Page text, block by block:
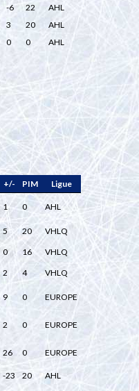
-6 22
AHL
3 20
AHL
0 0 AHL
+/- PIM Ligue
1 0 AHL
5 20
VHLQ
0 16
VHLQ
2 4 VHLQ
9 0 EUROPE
2 0 EUROPE
26 0 EUROPE
-23 20
AHL